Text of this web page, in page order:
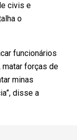
civis e
o
funcionários
forças de
minas
disse a